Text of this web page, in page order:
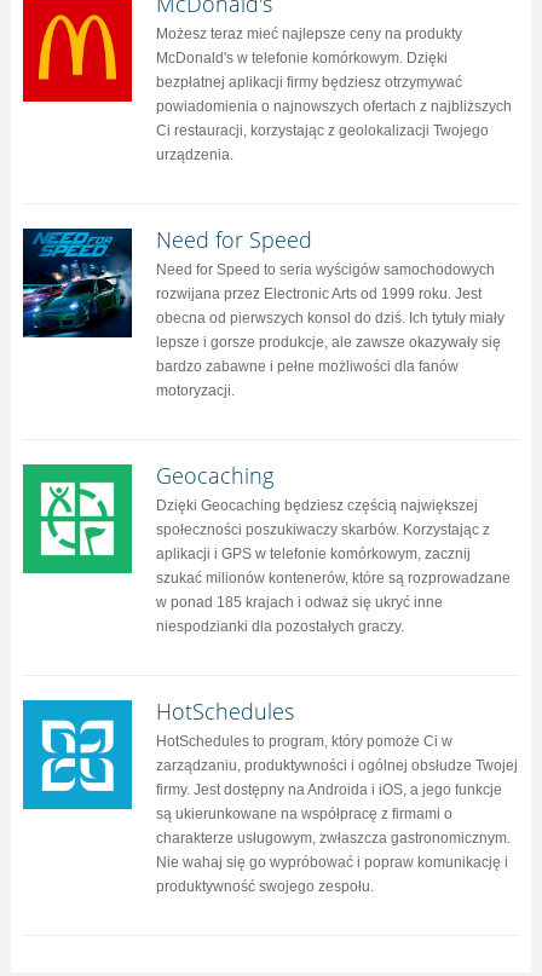
Możesz teraz mieć najlepsze ceny na produkty
McDonald's w telefonie komórkowym. Dzięki
bezpłatnej aplikacji firmy będziesz otrzymywać
powiadomienia o najnowszych ofertach z najbliższych
Ci restauracji, korzystając z geolokalizacji Twojego
urządzenia.
Need for Speed
Need for Speed ​​to seria wyścigów samochodowych
rozwijana przez Electronic Arts od 1999 roku. Jest
obecna od pierwszych konsol do dziś. Ich tytuły miały
lepsze i gorsze produkcje, ale zawsze okazywały się
bardzo zabawne i pełne możliwości dla fanów
motoryzacji.
Geocaching
Dzięki Geocaching będziesz częścią największej
społeczności poszukiwaczy skarbów. Korzystając z
aplikacji i GPS w telefonie komórkowym, zacznij
szukać milionów kontenerów, które są rozprowadzane
w ponad 185 krajach i odważ się ukryć inne
niespodzianki dla pozostałych graczy.
HotSchedules
HotSchedules to program, który pomoże Ci w
zarządzaniu, produktywności i ogólnej obsłudze Twojej
firmy. Jest dostępny na Androida i iOS, a jego funkcje
są ukierunkowane na współpracę z firmami o
charakterze usługowym, zwłaszcza gastronomicznym.
Nie wahaj się go wypróbować i popraw komunikację i
produktywność swojego zespołu.